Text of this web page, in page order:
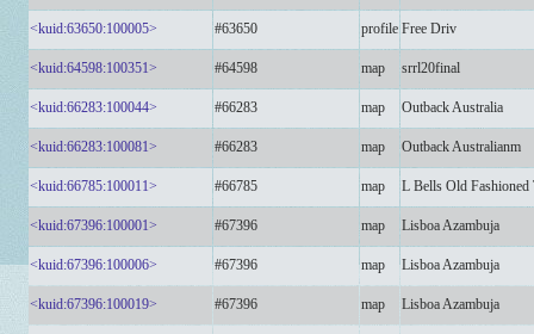
<kuid:63650:100005> #63650 profile Free Driv
<kuid:64598:100351> #64598 map srrl20final
<kuid:66283:100044> #66283 map Outback Australia
<kuid:66283:100081> #66283 map Outback Australianm
<kuid:66785:100011> #66785 map L Bells Old Fashioned
<kuid:67396:100001> #67396 map Lisboa Azambuja
<kuid:67396:100006> #67396 map Lisboa Azambuja
<kuid:67396:100019> #67396 map Lisboa Azambuja